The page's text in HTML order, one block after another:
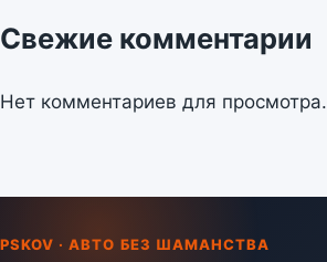
Свежие комментарии
Нет комментариев для просмотра.
PSKOV · АВТО БЕЗ ШАМАНСТВА